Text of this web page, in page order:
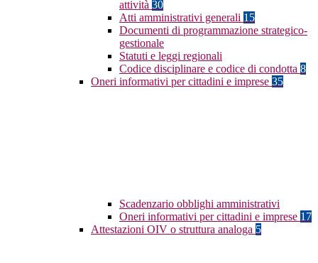
attività 30
Atti amministrativi generali 15
Documenti di programmazione strategico-
gestionale
Statuti e leggi regionali
Codice disciplinare e codice di condotta 8
Oneri informativi per cittadini e imprese 35
Scadenzario obblighi amministrativi
Oneri informativi per cittadini e imprese 17
Attestazioni OIV o struttura analoga 5